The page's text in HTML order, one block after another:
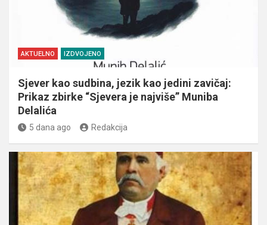
AKTUELNO IZDVOJENO
Sjever kao sudbina, jezik kao jedini zavičaj:
Prikaz zbirke “Sjevera je najviše” Muniba
Delalića
5 dana ago Redakcija